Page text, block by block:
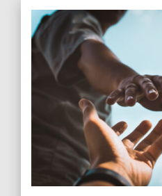
La Storia sono i bambini.
una degna delle nostre e delle loro
Leggi tutto